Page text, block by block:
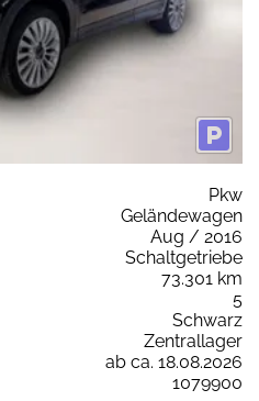
Pkw
Geländewagen
Aug / 2016
Schaltgetriebe
73.301 km
5
Schwarz
Zentrallager
ab ca. 18.08.2026
1079900